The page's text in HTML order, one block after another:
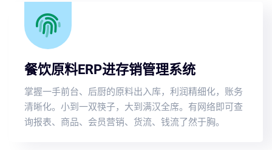
餐饮原料ERP进存销管理系统
掌握一手前台、后厨的原料出入库，利润精细化，账务
清晰化。小到一双筷子，大到满汉全席。有网络即可查
询报表、商品、会员营销、货流、钱流了然于胸。